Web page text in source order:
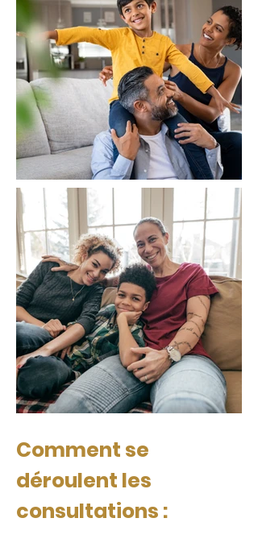
Comment se
déroulent les
consultations :